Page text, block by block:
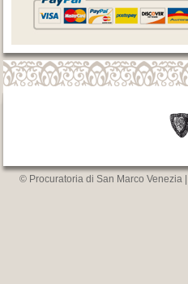
© Procuratoria di San Marco Venezia |